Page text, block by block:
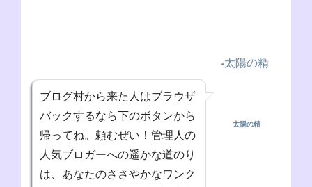
ブログ村から来た人はブラウザ
バックするなら下のボタンから
帰ってね。頼むぜい！管理人の
人気ブロガーへの遥かな道のり
は、あなたのささやかなワンク
太陽の精